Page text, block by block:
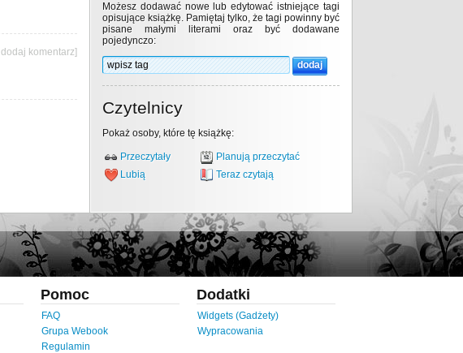
dodaj komentarz]
Możesz dodawać nowe lub edytować istniejące tagi
opisujące książkę. Pamiętaj tylko, że tagi powinny być
pisane małymi literami oraz być dodawane
pojedynczo:
Czytelnicy
Pokaż osoby, które tę książkę:
Przeczytały
Planują przeczytać
Lubią
Teraz czytają
Pomoc
FAQ
Grupa Webook
Regulamin
Dodatki
Widgets (Gadżety)
Wypracowania